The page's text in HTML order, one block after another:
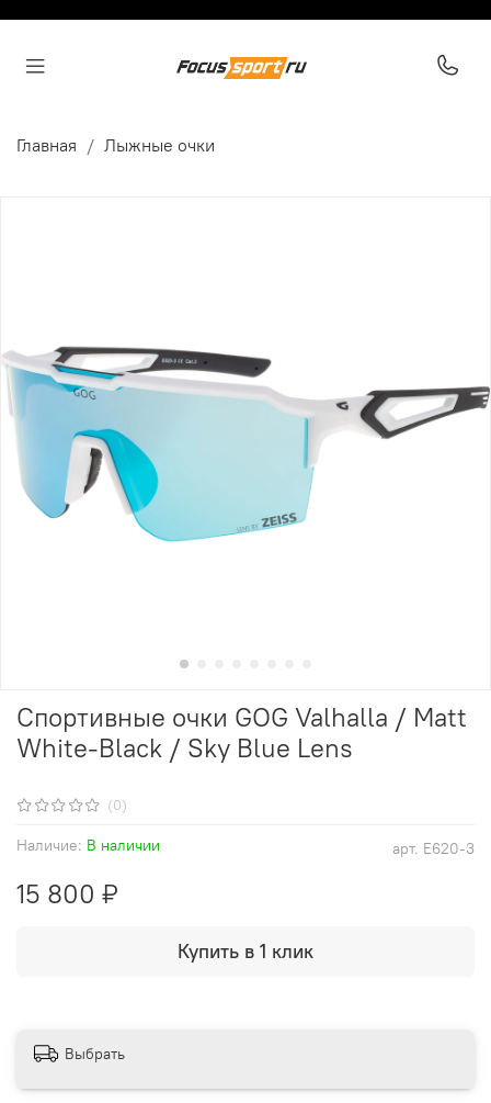
Главная Лыжные очки
(0)
арт. E620-3
Наличие: В наличии
Спортивные очки GOG Valhalla / Matt
White-Black / Sky Blue Lens
15 800 ₽
Купить в 1 клик
Выбрать